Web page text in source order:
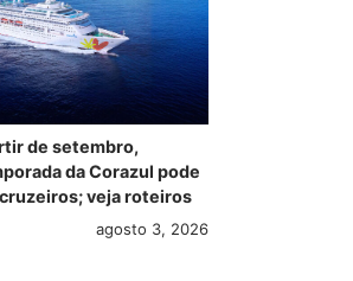
de setembro,
da Corazul pode
veja roteiros
agosto 3, 2026